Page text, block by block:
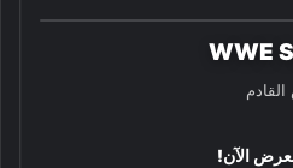
WWE
القادم
الآن!